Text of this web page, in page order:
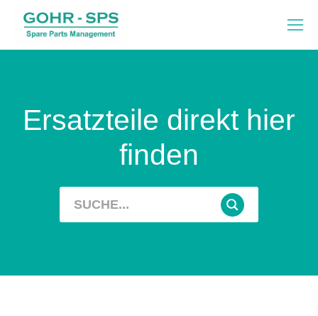
Ersatzteile direkt hier
finden